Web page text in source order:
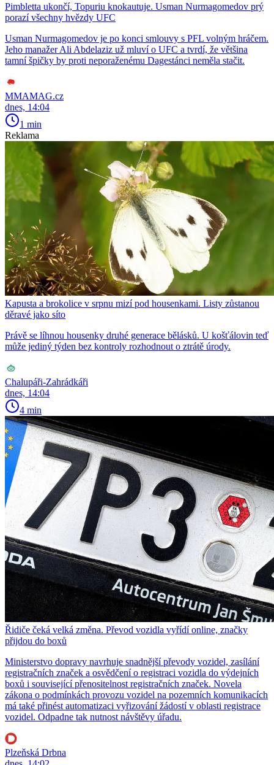
Pimbletta ukončí, Topuriu knokautuje. Usman Nurmagomedov prý
porazí všechny hvězdy UFC
Usman Nurmagomedov je po konci smlouvy s PFL volným hráčem.
Jeho manažer Ali Abdelaziz už mluví o UFC a tvrdí, že většina
tamní špičky by proti neporaženému Dagestánci neměla stačit.
MMAMAG.cz
dnes, 14:04
1 min
Reklama
Kapusta a brokolice v srpnu mizí pod housenkami. Listy zůstanou
děravé jako síto
Právě se líhnou housenky druhé generace bělásků. U košťálovin teď
může jediný týden bez kontroly rozhodnout o ztrátě úrody.
Chalupáři-Zahrádkáři
dnes, 14:04
4 min
Řidiče čeká velká změna. Převod vozidla vyřídí online, značky
přijdou do boxů
Ministerstvo dopravy navrhuje snadnější převody vozidel, zasílání
registračních značek a osvědčení o registraci vozidla do výdejních
boxů i související přenositelnost registračních značek. Novela
zákona o podmínkách provozu vozidel na pozemních komunikacích
má také přinést automatizaci vyřizování žádostí v oblasti registrace
vozidel. Odpadne tak nutnost návštěvy úřadu.
Plzeňská Drbna